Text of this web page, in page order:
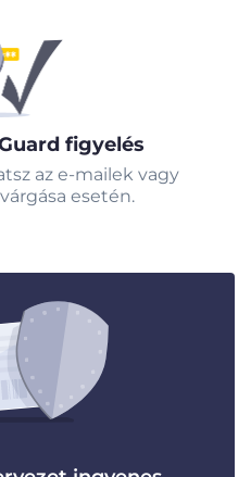
figyelés
az e-mailek vagy
esetén.